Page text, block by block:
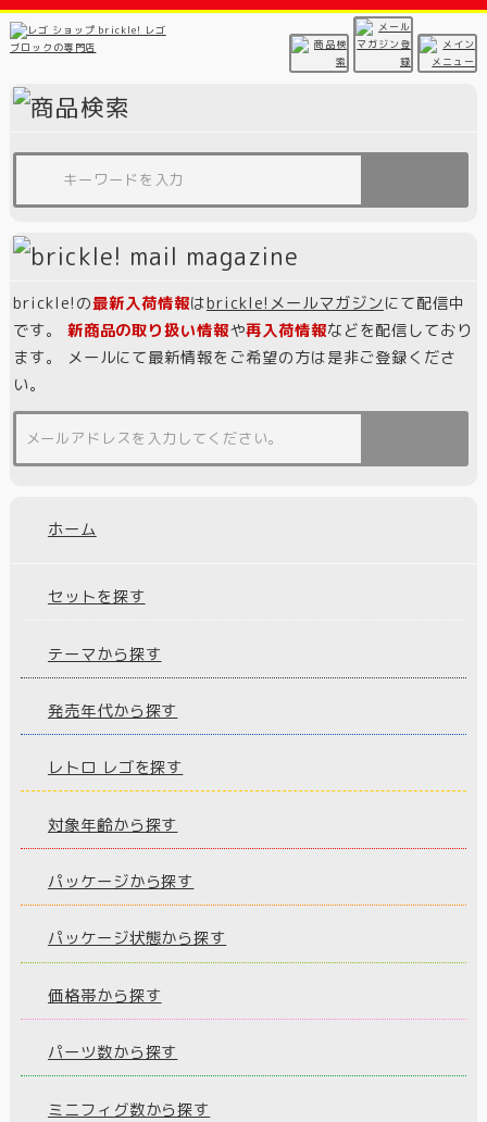
brickle!の最新入荷情報はbrickle!メールマガジンにて配信中
です。 新商品の取り扱い情報や再入荷情報などを配信しており
ます。 メールにて最新情報をご希望の方は是非ご登録くださ
い。
ホーム
セットを探す
テーマから探す
発売年代から探す
レトロ レゴを探す
対象年齢から探す
パッケージから探す
パッケージ状態から探す
価格帯から探す
パーツ数から探す
ミニフィグ数から探す